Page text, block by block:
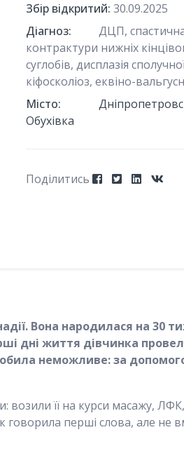
Збір відкритий: 30.09.2025
Діагноз:
ДЦП,
контрактури нижніх
суглобів, дисплазія
кіфосколіоз, еквіно-
Місто:
Обухівка
Поділитись
Вона народилася на 30
дні життя дівчинка
неможливе: за
возили її на курси масажу,
перші слова, але не